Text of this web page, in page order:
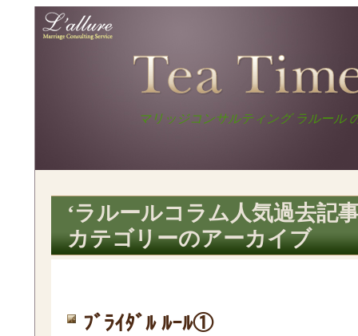
マリッジコ
ラルールコラム
Time
マリッジコンサルティング ラルール
‘ラルールコラム人気過去記
カテゴリーのアーカイブ
ﾌﾞﾗｲﾀﾞﾙ ﾙｰﾙ①